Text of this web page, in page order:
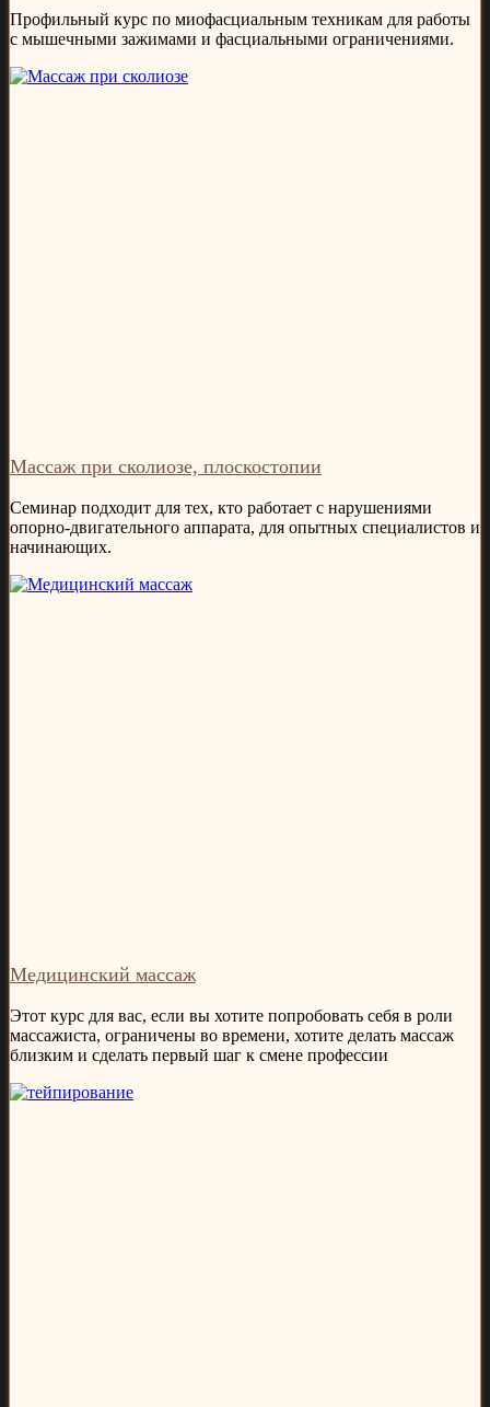
Профильный курс по миофасциальным техникам для работы
с мышечными зажимами и фасциальными ограничениями.
Массаж при сколиозе, плоскостопии
Семинар подходит для тех, кто работает с нарушениями
опорно-двигательного аппарата, для опытных специалистов и
начинающих.
Медицинский массаж
Этот курс для вас, если вы хотите попробовать себя в роли
массажиста, ограничены во времени, хотите делать массаж
близким и сделать первый шаг к смене профессии